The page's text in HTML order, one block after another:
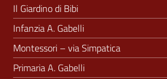
Il Giardino di Bibi
Infanzia A. Gabelli
Montessori – via Simpatica
Primaria A. Gabelli